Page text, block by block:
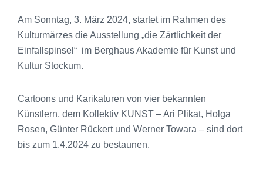
Am Sonntag, 3. März 2024, startet im Rahmen des
Kulturmärzes die Ausstellung „die Zärtlichkeit der
Einfallspinsel“ im Berghaus Akademie für Kunst und
Kultur Stockum.
Cartoons und Karikaturen von vier bekannten
Künstlern, dem Kollektiv KUNST – Ari Plikat, Holga
Rosen, Günter Rückert und Werner Towara – sind dort
bis zum 1.4.2024 zu bestaunen.